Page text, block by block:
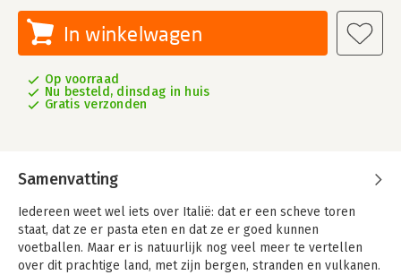
In winkelwagen
Op voorraad
Nu besteld, dinsdag in huis
Gratis verzonden
Samenvatting
Iedereen weet wel iets over Italië: dat er een scheve toren
staat, dat ze er pasta eten en dat ze er goed kunnen
voetballen. Maar er is natuurlijk nog veel meer te vertellen
over dit prachtige land, met zijn bergen, stranden en vulkanen.